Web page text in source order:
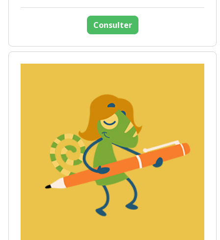
Consulter